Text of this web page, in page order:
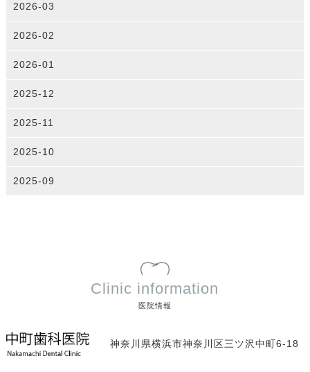
2026-03
2026-02
2026-01
2025-12
2025-11
2025-10
2025-09
Clinic information
医院情報
神奈川県横浜市神奈川区三ツ沢中町6-18